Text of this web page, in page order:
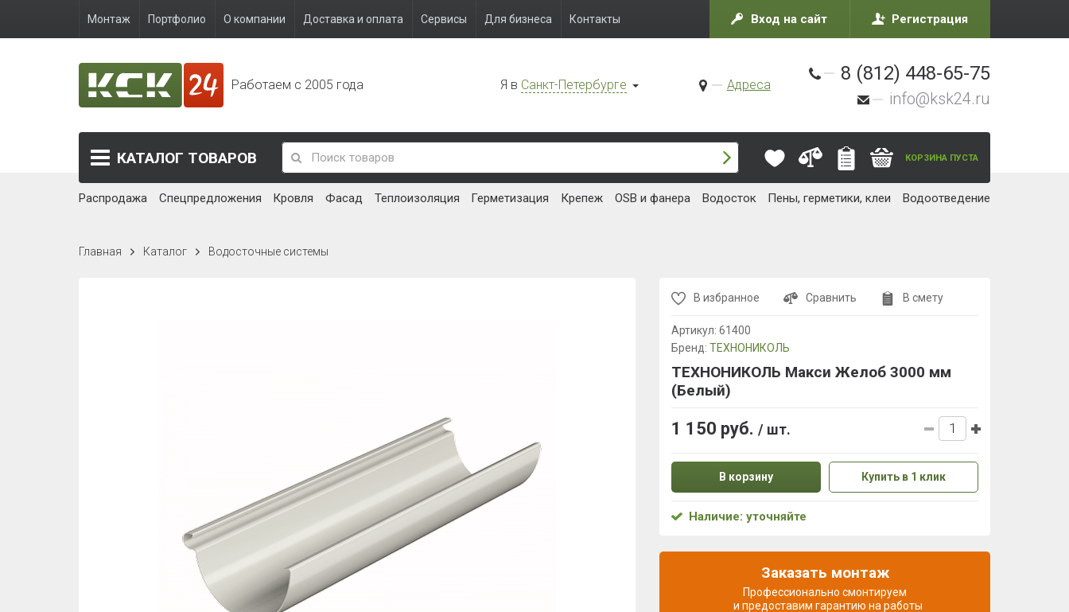
Монтаж Портфолио О компании Доставка и оплата Сервисы Для бизнеса Контакты Вход на сайт Регистрация
Работаем с 2005 года Я в Санкт-Петербурге Адреса
8 (812) 448-65-75
info@ksk24.ru
КАТАЛОГ ТОВАРОВ КОРЗИНА ПУСТА
Распродажа Спецпредложения Кровля Фасад Теплоизоляция Герметизация Крепеж OSB и фанера Водосток Пены, герметики, клеи Водоотведение
Главная Каталог Водосточные системы
В избранное Сравнить В смету
Артикул: 61400
Бренд: ТЕХНОНИКОЛЬ
ТЕХНОНИКОЛЬ Макси Желоб 3000 мм
(Белый)
1 150 руб. / шт.
В корзину Купить в 1 клик
Наличие: уточняйте
Заказать монтаж
Профессионально смонтируем
и предоставим гарантию на работы